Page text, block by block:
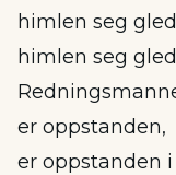
himlen seg
himlen seg
er oppstanden,
er oppstanden